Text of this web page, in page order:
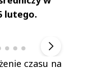
lutego.
czasu na